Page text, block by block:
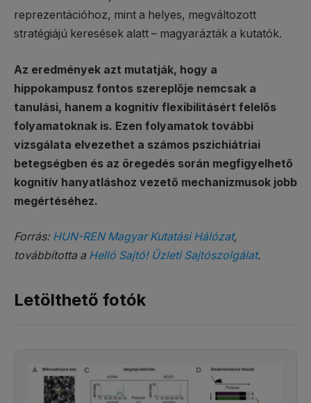
reprezentációhoz, mint a helyes, megváltozott
stratégiájú keresések alatt – magyarázták a kutatók.
Az eredmények azt mutatják, hogy a
hippokampusz fontos szereplője nemcsak a
tanulási, hanem a kognitív flexibilitásért felelős
folyamatoknak is. Ezen folyamatok további
vizsgálata elvezethet a számos pszichiátriai
betegségben és az öregedés során megfigyelhető
kognitív hanyatláshoz vezető mechanizmusok jobb
megértéséhez.
Forrás: HUN-REN Magyar Kutatási Hálózat,
továbbította a Helló Sajtó! Üzleti Sajtószolgálat.
Letölthető fotók